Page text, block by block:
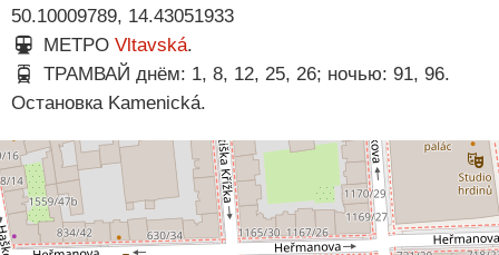
50.10009789, 14.43051933
МЕТРО Vltavská.
ТРАМВАЙ днём: 1, 8, 12, 25, 26; ночью: 91, 96.
Остановка Kamenická.